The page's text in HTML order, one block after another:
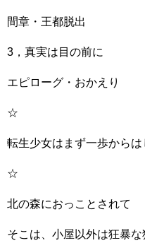
間章・王都脱出
3，真実は目の前に
エピローグ・おかえり
☆
転生少女はまず一歩から
☆
北の森におっことされて
そこは、小屋以外は狂暴